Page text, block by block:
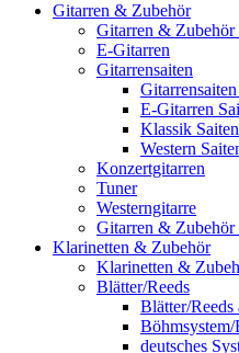
Gitarren & Zubehör
Gitarren & Zubehör
E-Gitarren
Gitarrensaiten
E-Gitarren
Klassik Saiten
Western
Konzertgitarren
Tuner
Westerngitarre
Gitarren & Zubehör
Klarinetten & Zubehör
Klarinetten &
Blätter/Reeds
Blätter/Reeds
Böhmsystem/
deutsches